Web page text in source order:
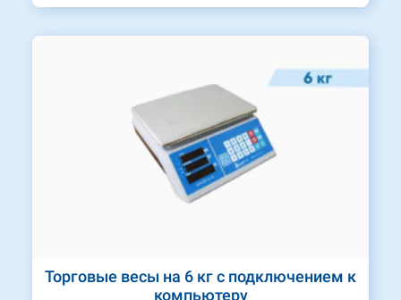
Торговые весы на 6 кг с подключением к
компьютеру